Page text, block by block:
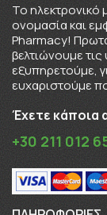
To ηλεκτρονικό
ονομασία και
Pharmacy!
βελτιώνουμε
εξυπηρετούμε,
ευχαριστούμε
Έχετε κάποια
+30 211 012